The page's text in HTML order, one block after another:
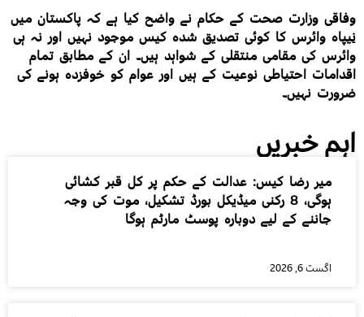
وفاقی وزارت صحت کے حکام نے واضح کیا ہے کہ پاکستان میں
نِیپاہ وائرس کا کوئی تصدیق شدہ کیس موجود نہیں اور نہ ہی
وائرس کی مقامی منتقلی کے شواہد ہیں۔ ان کے مطابق تمام
اقدامات احتیاطی نوعیت کے ہیں اور عوام کو خوفزدہ ہونے کی
ضرورت نہیں۔
اہم خبریں
میر رضا کیس: عدالت کے حکم پر کل قبر کشائی
ہوگی، 8 رکنی میڈیکل بورڈ تشکیل، موت کی وجہ
جاننے کے لیے دوبارہ پوسٹ مارٹم ہوگا
اگست 6, 2026